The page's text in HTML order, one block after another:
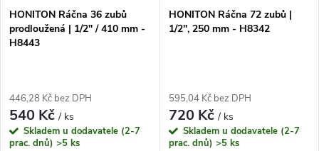
HONITON Ráčna 36 zubů
prodloužená | 1/2" / 410 mm -
H8443
446,28 Kč bez DPH
540 Kč/ ks
Skladem u dodavatele (2-7
prac. dnů) >5 ks
HONITON Ráčna 72 zubů |
1/2", 250 mm - H8342
595,04 Kč bez DPH
720 Kč/ ks
Skladem u dodavatele (2-7
prac. dnů) >5 ks